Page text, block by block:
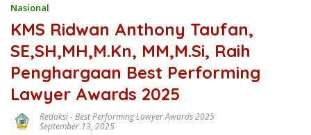
Nasional
KMS Ridwan Anthony Taufan,
SE,SH,MH,M.Kn, MM,M.Si, Raih
Penghargaan Best Performing
Lawyer Awards 2025
Redaksi-Best Performing Lawyer Awards 2025
September 13, 2025